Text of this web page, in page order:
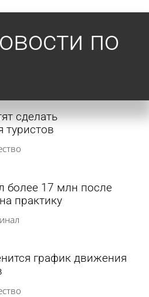
по
сделать
туристов
более 17 млн после
практику
график движения